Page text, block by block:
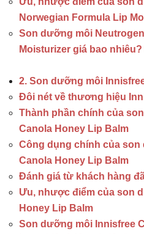
Norwegian Formula Lip
Son dưỡng môi
Moisturizer giá bao
2. Son dưỡng môi
Đôi nét về thương hiệu
Thành phần chính của
Canola Honey Lip Balm
Công dụng chính của
Canola Honey Lip Balm
Đánh giá từ khách hàng
Ưu, nhược điểm của son
Honey Lip Balm
Son dưỡng môi Innisfree